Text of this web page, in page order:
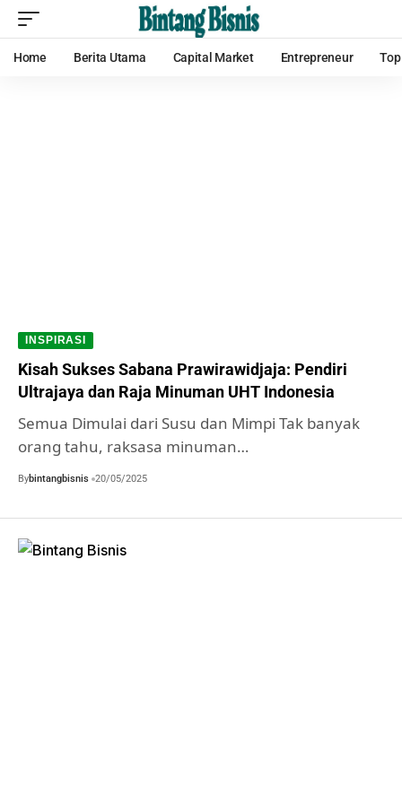
Home Berita Utama Capital Market Entrepreneur
INSPIRASI
Kisah Sukses Sabana Prawirawidjaja: Pendiri
Ultrajaya dan Raja Minuman UHT Indonesia
Semua Dimulai dari Susu dan Mimpi Tak banyak
orang tahu, raksasa minuman…
Bybintangbisnis 20/05/2025